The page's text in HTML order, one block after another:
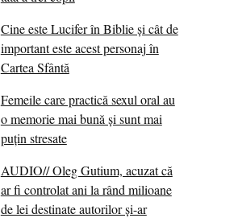
Cine este Lucifer în Biblie și cât de
important este acest personaj în
Cartea Sfântă
Femeile care practică sexul oral au
o memorie mai bună și sunt mai
puțin stresate
AUDIO// Oleg Gutium, acuzat că
ar fi controlat ani la rând milioane
de lei destinate autorilor și-ar